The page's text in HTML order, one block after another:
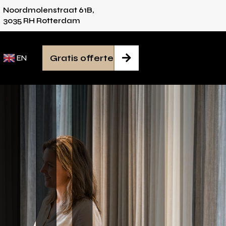
voor iedere ruimte
Noordmolenstraat 61B,
3035 RH Rotterdam
EN 
Gratis offerte